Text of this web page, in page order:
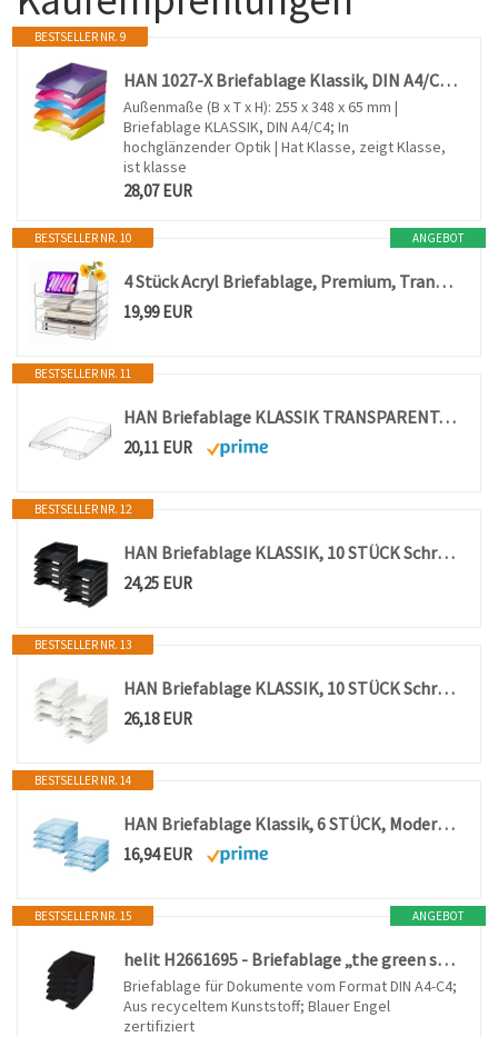
BESTSELLER NR. 9
HAN 1027-X Briefablage Klassik, DIN A4/C4, stapelbar, stabil, modern (Sortiert | Trendfarben, 10er Pack)
Außenmaße (B x T x H): 255 x 348 x 65 mm |
Briefablage KLASSIK, DIN A4/C4; In
hochglänzender Optik | Hat Klasse, zeigt Klasse,
ist klasse
28,07 EUR
ANGEBOT
BESTSELLER NR. 10
4 Stück Acryl Briefablage, Premium, Transparent, Ablagefächer Stapelbar
19,99 EUR
BESTSELLER NR. 11
HAN Briefablage KLASSIK TRANSPARENT, 6 STÜCK, moderne, transparente und stapelbare Ablage im frischen Design bis Format A4/C4, 1026-X-23, transparent-glasklar
20,11 EUR
BESTSELLER NR. 12
HAN Briefablage KLASSIK, 10 STÜCK Schreibtisch Organizer, Bürobedarf, Ablagefächer, Büromaterial, Briefkorb, Dokumentenablage, bis Format A4/C4, 1027-X-13, schwarz
24,25 EUR
BESTSELLER NR. 13
HAN Briefablage KLASSIK, 10 STÜCK Schreibtisch Organizer, Bürobedarf, Ablagefächer, Büromaterial, Briefkorb, Dokumentenablage, bis Format A4/C4, 1027-X-12, weiß
26,18 EUR
BESTSELLER NR. 14
HAN Briefablage Klassik, 6 STÜCK, Moderne, transparente und stapelbare Ablage im frischen Design bis Format A4/C4, 1026-X-26, transparent-blau
16,94 EUR
ANGEBOT
BESTSELLER NR. 15
helit H2661695 - Briefablage „the green staff“, DIN A4-C4, aus Recycling-Kunststoff Blauer Engel zertifiziert, anthrazit-schwarz, 5 Stück
Briefablage für Dokumente vom Format DIN A4-C4;
Aus recyceltem Kunststoff; Blauer Engel
zertifiziert